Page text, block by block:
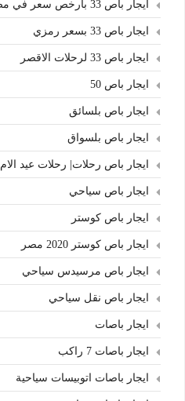
ايجار باص 33 بأرخص سعر في مصر
ايجار باص 33 بسعر رمزي
ايجار باص 33 لرحلات الاقصر
ايجار باص 50
ايجار باص بلسائق
ايجار باص بلسواق
ايجار باص رحلات| رحلات عيد الام
ايجار باص سياحي
ايجار باص كوستر
ايجار باص كوستر 2020 مصر
ايجار باص مرسيدس سياحي
ايجار باص نقل سياحي
ايجار باصات
ايجار باصات 7 راكب
ايجار باصات اتوبيسات سياحية